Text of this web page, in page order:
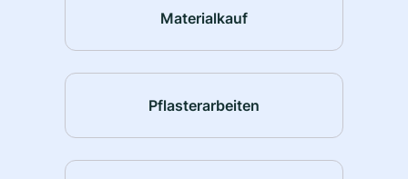
Materialkauf
Pflasterarbeiten